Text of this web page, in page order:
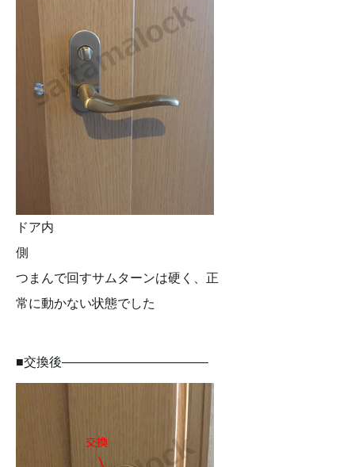
ドア内
側
つまんで回すサムターンは硬く、正
常に動かない状態でした
■交換後———————————–